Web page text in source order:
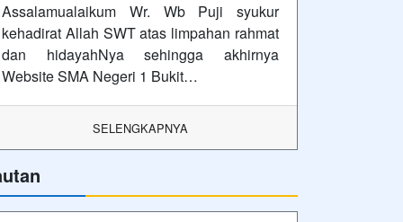
Assalamualaikum Wr. Wb Puji syukur
kehadirat Allah SWT atas limpahan rahmat
dan hidayahNya sehingga akhirnya
Website SMA Negeri 1 Bukit…
SELENGKAPNYA